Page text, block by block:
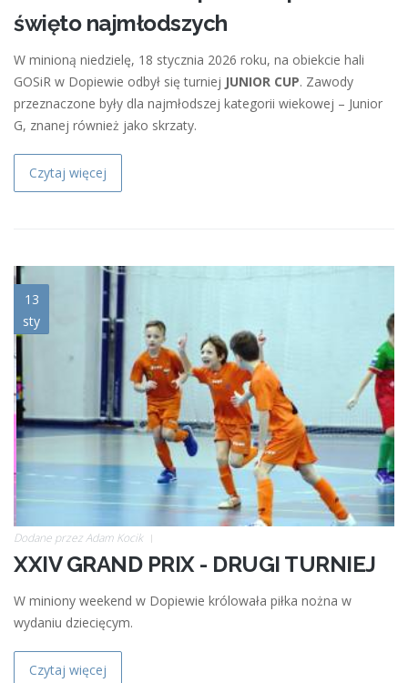
święto najmłodszych
W minioną niedzielę, 18 stycznia 2026 roku, na obiekcie hali
GOSiR w Dopiewie odbył się turniej JUNIOR CUP. Zawody
przeznaczone były dla najmłodszej kategorii wiekowej – Junior
G, znanej również jako skrzaty.
Czytaj więcej
13
sty
gpd1001260080.jpg
Dodane przezAdam Kocik
XXIV GRAND PRIX - DRUGI TURNIEJ
W miniony weekend w Dopiewie królowała piłka nożna w
wydaniu dziecięcym.
Czytaj więcej